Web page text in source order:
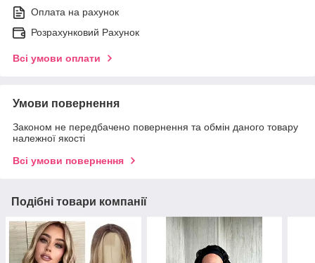
Оплата на рахунок
Розрахунковий Рахунок
Всі умови оплати
Умови повернення
Законом не передбачено повернення та обмін даного товару
належної якості
Всі умови повернення
Подібні товари компанії